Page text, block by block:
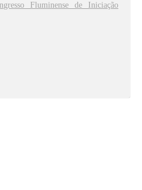
Fluminense de Iniciação